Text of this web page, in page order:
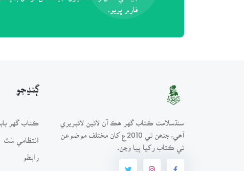
فارم ڀريو.
سنڌسلامت ڪتاب گهر ھڪ آن لائين لائبريري
آھي، جنھن تي 2010ع کان مختلف موضوعن
تي ڪتاب رکيا پيا وڃن.
ڳنڍجو
ڪتاب گهر
انتظامي سَٿ
رابطو